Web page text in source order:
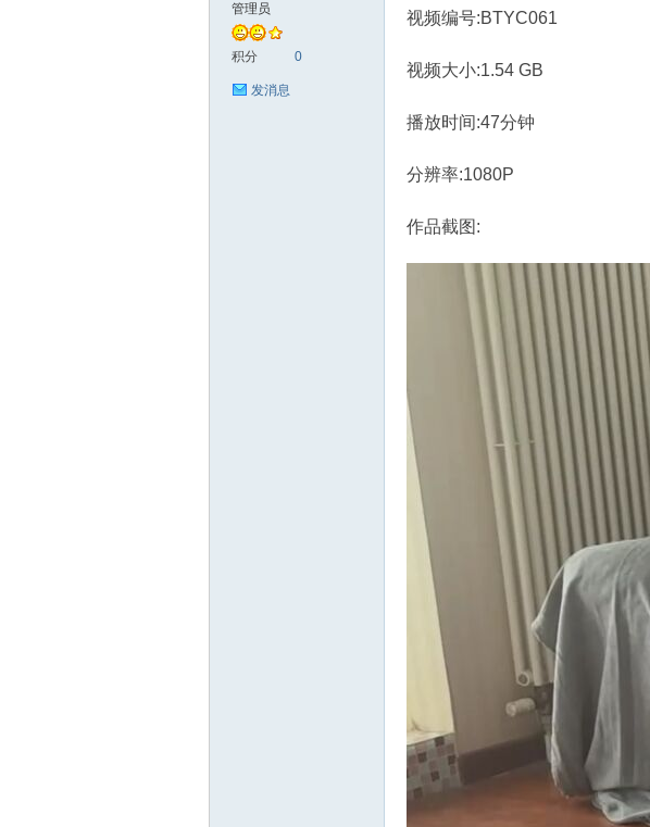
管理员
积分 0
发消息
视频编号:BTYC061
视频大小:1.54 GB
播放时间:47分钟
分辨率:1080P
作品截图: